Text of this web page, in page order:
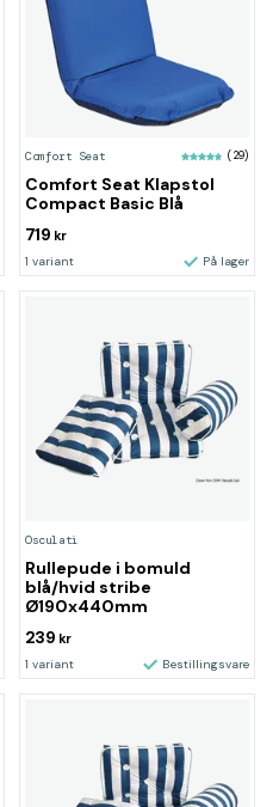
Comfort Seat (29)
Comfort Seat Klapstol
Compact Basic Blå
719 kr
1 variant På lager
Osculati
Rullepude i bomuld
blå/hvid stribe
Ø190x440mm
239 kr
1 variant Bestillingsvare